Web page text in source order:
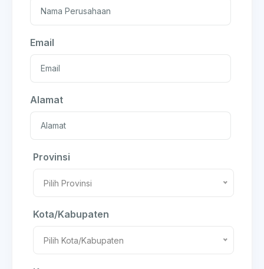
Email
Alamat
Provinsi
Pilih Provinsi
Kota/Kabupaten
Pilih Kota/Kabupaten